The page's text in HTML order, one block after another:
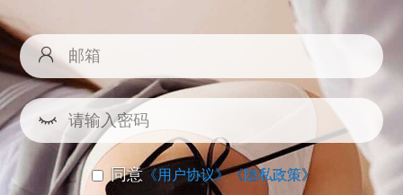
同意《用户协议》《隐私政策》